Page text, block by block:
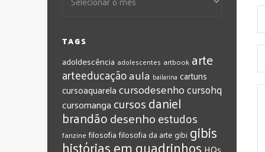
TAGS
adoldescência adolescentes artbook arte
arteeducaçãoaula bailarina cartuns
cursoaquarelacursodesenhocursohq
cursomanga cursosdaniel
brandãodesenhoestudos
fanzine filosofia filosofia da arte gibi gibis